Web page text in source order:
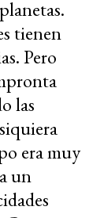
tienen
Pero
las
era muy
un